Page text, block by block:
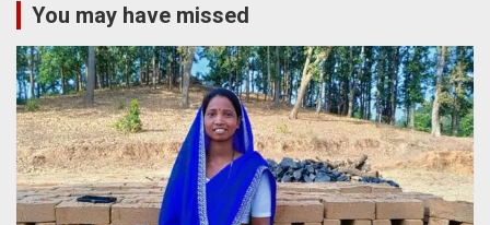
You may have missed